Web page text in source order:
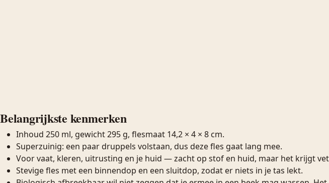
Belangrijkste kenmerken
Inhoud 250 ml, gewicht 295 g, flesmaat 14,2 × 4 × 8 cm.
Superzuinig: een paar druppels volstaan, dus deze fles gaat lang mee.
Voor vaat, kleren, uitrusting en je huid — zacht op stof en huid, maar het krijgt
Stevige fles met een binnendop en een sluitdop, zodat er niets in je tas lekt.